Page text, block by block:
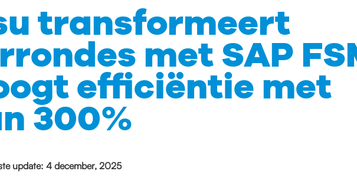
transformeert
met SAP
efficiëntie met
300%
update: 4 december, 2025